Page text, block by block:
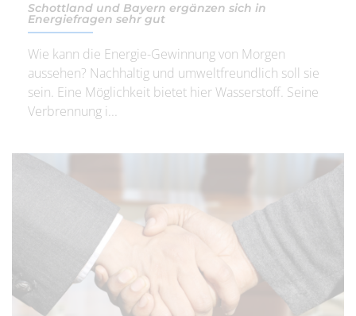
Schottland und Bayern ergänzen sich in
Energiefragen sehr gut
Wie kann die Energie-Gewinnung von Morgen
aussehen? Nachhaltig und umweltfreundlich soll sie
sein. Eine Möglichkeit bietet hier Wasserstoff. Seine
Verbrennung i...